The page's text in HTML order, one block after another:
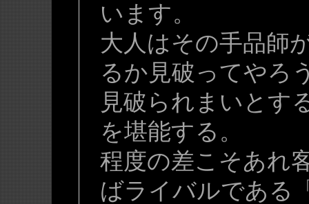
います。
大人はその手品師
るか見破ってやろ
見破られまいとす
を堪能する。
程度の差こそあれ
ばライバルである